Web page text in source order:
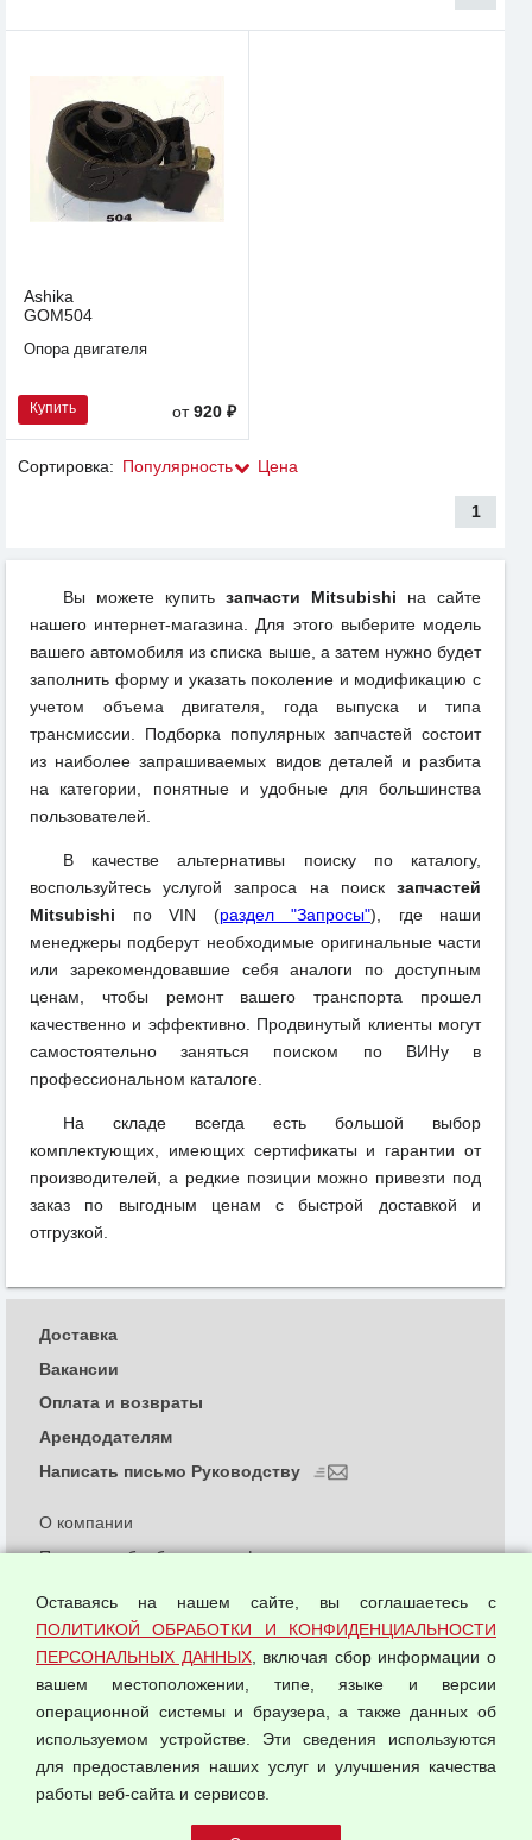
Ashika
GOM504
Опора двигателя
Купить от920 ₽
Сортировка: Популярность Цена
1
Вы можете купить запчасти Mitsubishi на сайте
нашего интернет-магазина. Для этого выберите модель
вашего автомобиля из списка выше, а затем нужно будет
заполнить форму и указать поколение и модификацию с
учетом объема двигателя, года выпуска и типа
трансмиссии. Подборка популярных запчастей состоит
из наиболее запрашиваемых видов деталей и разбита
на категории, понятные и удобные для большинства
пользователей.
В качестве альтернативы поиску по каталогу,
воспользуйтесь услугой запроса на поиск запчастей
Mitsubishi по VIN (раздел "Запросы"), где наши
менеджеры подберут необходимые оригинальные части
или зарекомендовавшие себя аналоги по доступным
ценам, чтобы ремонт вашего транспорта прошел
качественно и эффективно. Продвинутый клиенты могут
самостоятельно заняться поиском по ВИНу в
профессиональном каталоге.
На складе всегда есть большой выбор
комплектующих, имеющих сертификаты и гарантии от
производителей, а редкие позиции можно привезти под
заказ по выгодным ценам с быстрой доставкой и
отгрузкой.
© 2026 ООО "Феникс"
О компании
Политика обработки и конфиденциальности
Согласием на обработку персональных данных
Оферта оптовой купли-продажи
Публичная оферта
Доставка
Вакансии
Оплата и возвраты
Арендодателям
Написать письмо Руководству
Оставаясь на нашем сайте, вы соглашаетесь с
ПОЛИТИКОЙ ОБРАБОТКИ И КОНФИДЕНЦИАЛЬНОСТИ
ПЕРСОНАЛЬНЫХ ДАННЫХ, включая сбор информации о
вашем местоположении, типе, языке и версии
операционной системы и браузера, а также данных об
используемом устройстве. Эти сведения используются
для предоставления наших услуг и улучшения качества
работы веб-сайта и сервисов.